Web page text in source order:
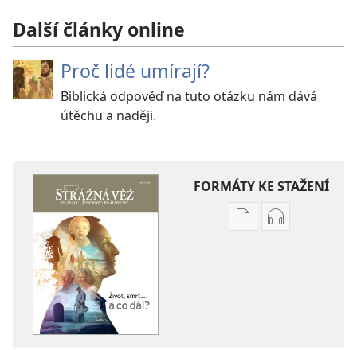
Další články online
Proč lidé umírají?
Biblická odpověď na tuto otázku nám dává
útěchu a naději.
FORMÁTY KE STAŽENÍ
FormátyFormáty